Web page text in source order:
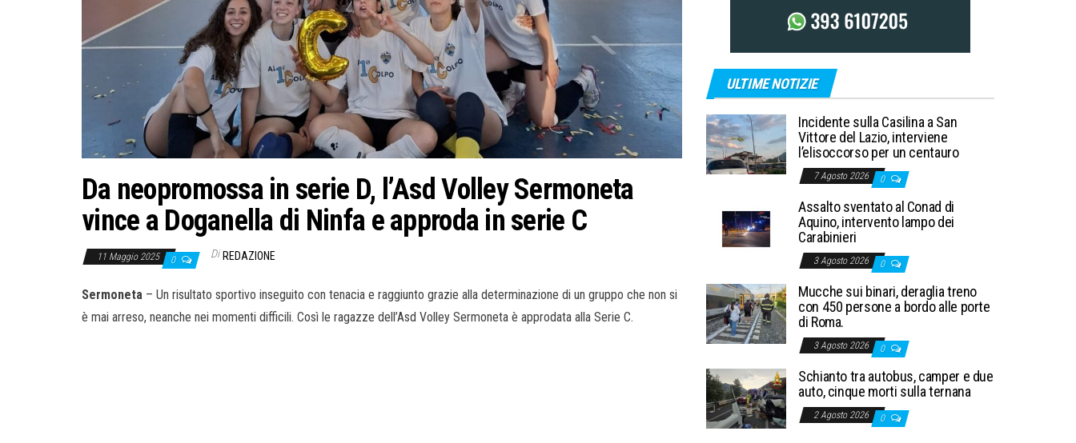
Da neopromossa in serie D, l’Asd Volley Sermoneta
vince a Doganella di Ninfa e approda in serie C
11 Maggio 2025 0 Di REDAZIONE
Sermoneta – Un risultato sportivo inseguito con tenacia e raggiunto grazie alla determinazione di un gruppo che non si
è mai arreso, neanche nei momenti difficili. Così le ragazze dell’Asd Volley Sermoneta è approdata alla Serie C.
ULTIME NOTIZIE
Incidente sulla Casilina a San
Vittore del Lazio, interviene
l’elisoccorso per un centauro
7 Agosto 2026 0
Assalto sventato al Conad di
Aquino, intervento lampo dei
Carabinieri
3 Agosto 2026 0
Mucche sui binari, deraglia treno
con 450 persone a bordo alle porte
di Roma.
3 Agosto 2026 0
Schianto tra autobus, camper e due
auto, cinque morti sulla ternana
2 Agosto 2026 0